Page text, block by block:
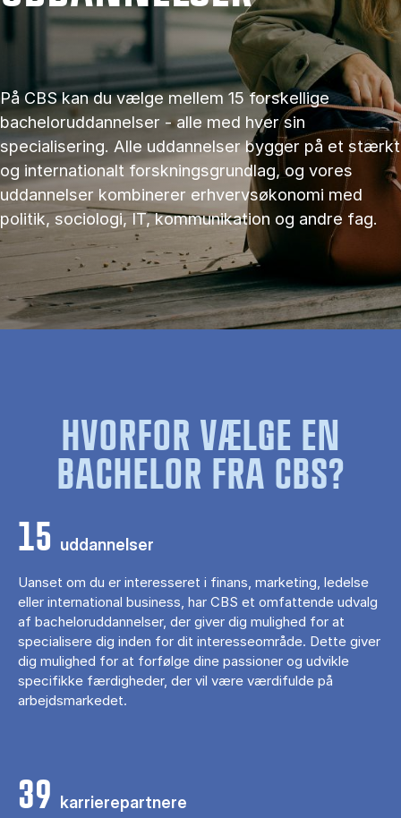
På CBS kan du vælge mellem 15 forskellige
bacheloruddannelser - alle med hver sin
specialisering. Alle uddannelser bygger på et stærkt
og internationalt forskningsgrundlag, og vores
uddannelser kombinerer erhvervsøkonomi med
politik, sociologi, IT, kommunikation og andre fag.
HVORFOR VÆLGE EN
BACHELOR FRA CBS?
15 uddannelser
Uanset om du er interesseret i finans, marketing, ledelse
eller international business, har CBS et omfattende udvalg
af bacheloruddannelser, der giver dig mulighed for at
specialisere dig inden for dit interesseområde. Dette giver
dig mulighed for at forfølge dine passioner og udvikle
specifikke færdigheder, der vil være værdifulde på
arbejdsmarkedet.
39 karrierepartnere